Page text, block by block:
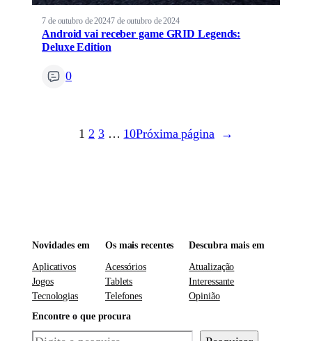
7 de outubro de 20247 de outubro de 2024
Android vai receber game GRID Legends:
Deluxe Edition
0
1 2 3 … 10Próxima página →
Novidades em
Aplicativos
Jogos
Tecnologias
Os mais recentes
Acessórios
Tablets
Telefones
Descubra mais em
Atualização
Interessante
Opinião
Encontre o que procura